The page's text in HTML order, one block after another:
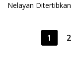
Paginasi
1 2